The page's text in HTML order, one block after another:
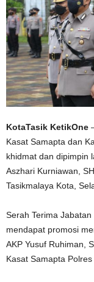
KotaTasik KetikOne
Kasat Samapta dan
khidmat dan dipimpin
Aszhari Kurniawan,
Tasikmalaya Kota,
Serah Terima
mendapat promosi
AKP Yusuf Ruhiman,
Kasat Samapta Polres